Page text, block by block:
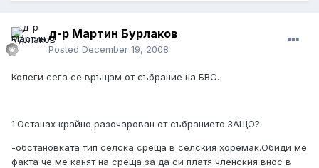
д-р Мартин Бурлаков
Posted December 19, 2008
Колеги сега се връщам от събрание на БВС.
1.Останах крайно разочарован от събранието:ЗАЩО?
-обстановката тип селска среща в селския хоремак.Обиди ме
факта че ме канят на среща за да си платя членския внос в